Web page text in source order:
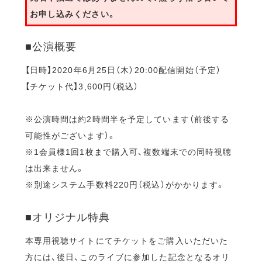
お申し込みください。
■公演概要
【日時】2020年6月25日（木）20:00配信開始（予定）
【チケット代】3,600円（税込）
※公演時間は約2時間半を予定しています（前後する
可能性がございます）。
※1会員様1回1枚まで購入可、複数端末での同時視聴
は出来ません。
※別途システム手数料220円（税込）がかかります。
■オリジナル特典
本専用視聴サイトにてチケットをご購入いただいた
方には、後日、このライブに参加した記念となるオリ